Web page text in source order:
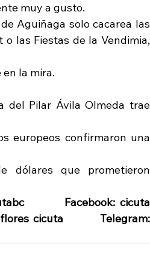
muy a gusto.
Aguiñaga solo cacarea las
las Fiestas de la Vendimia,
la mira.
del Pilar Ávila Olmeda trae
europeos confirmaron una
dólares que prometieron
Facebook: cicuta
cicuta         Telegram: